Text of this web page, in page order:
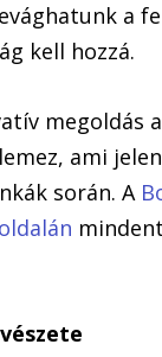
a
kell hozzá.
megoldás
ami
során. A